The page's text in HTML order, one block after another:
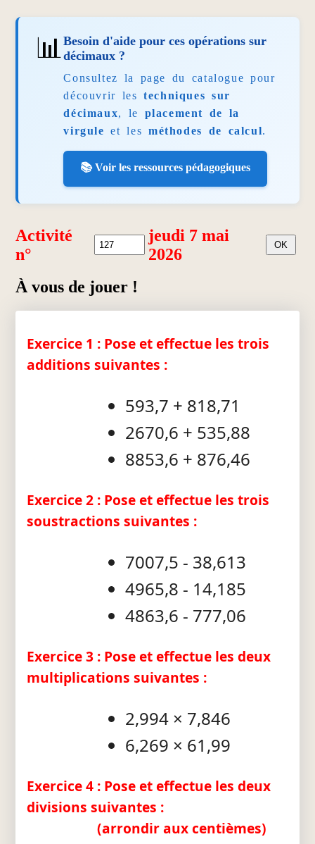
📊Besoin d'aide pour ces opérations sur
décimaux ?
Consultez la page du catalogue pour
découvrir lestechniques sur
décimaux, le placement de la
virgule et les méthodes de calcul.
📚 Voir les ressources pédagogiques
Activité
n°
jeudi 7 mai
2026
À vous de jouer !
Exercice 1 : Pose et effectue les trois
additions suivantes :
593,7 + 818,71
2670,6 + 535,88
8853,6 + 876,46
Exercice 2 : Pose et effectue les trois
soustractions suivantes :
7007,5 - 38,613
4965,8 - 14,185
4863,6 - 777,06
Exercice 3 : Pose et effectue les deux
multiplications suivantes :
2,994 × 7,846
6,269 × 61,99
Exercice 4 : Pose et effectue les deux
divisions suivantes :
(arrondir aux centièmes)